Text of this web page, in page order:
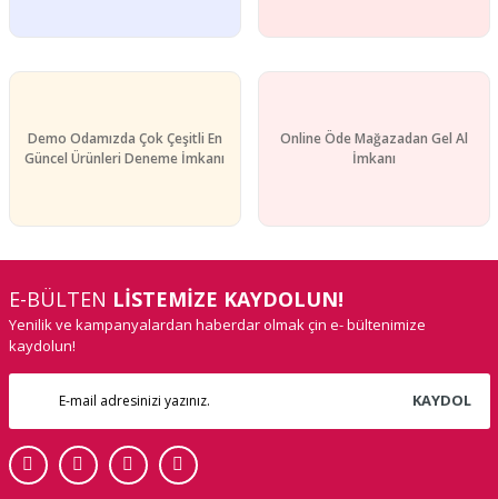
Demo Odamızda Çok Çeşitli En
Güncel Ürünleri Deneme İmkanı
Online Öde Mağazadan Gel Al
İmkanı
E-BÜLTEN LİSTEMİZE KAYDOLUN!
Yenilik ve kampanyalardan haberdar olmak çin e- bültenimize
kaydolun!
KAYDOL